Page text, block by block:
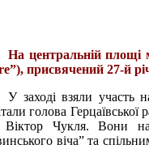
На центральній площі
присвячений 27-й
У заході взяли участь
голова Герцаївської
Чукля. Вони
віча” та